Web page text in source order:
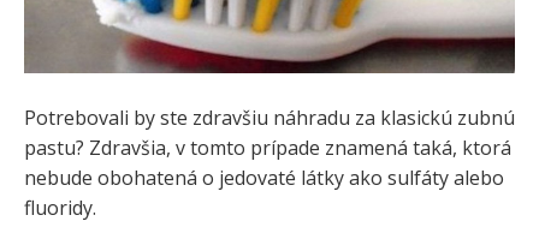
Potrebovali by ste zdravšiu náhradu za klasickú zubnú
pastu? Zdravšia, v tomto prípade znamená taká, ktorá
nebude obohatená o jedovaté látky ako sulfáty alebo
fluoridy.